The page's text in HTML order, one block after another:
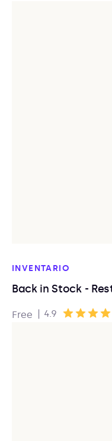
INVENTARIO
Back in Stock -
Free 4.9